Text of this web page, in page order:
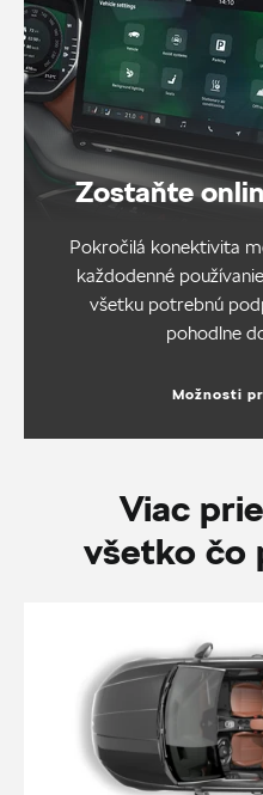
Zostaňte
Pokročilá konektivita
každodenné
všetku potrebnú
pohodlne
Možnosti
Viac
všetko čo